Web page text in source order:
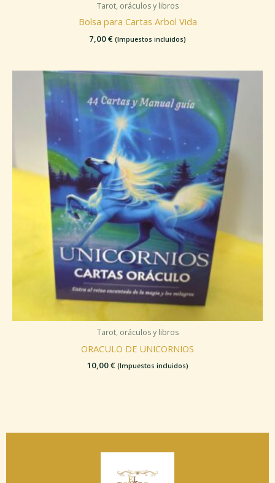
Tarot, oráculos y libros
Bolsa para Cartas Arbol Vida
7,00€ (Impuestos incluidos)
Tarot, oráculos y libros
ORACULO DE UNICORNIOS
10,00€ (Impuestos incluidos)